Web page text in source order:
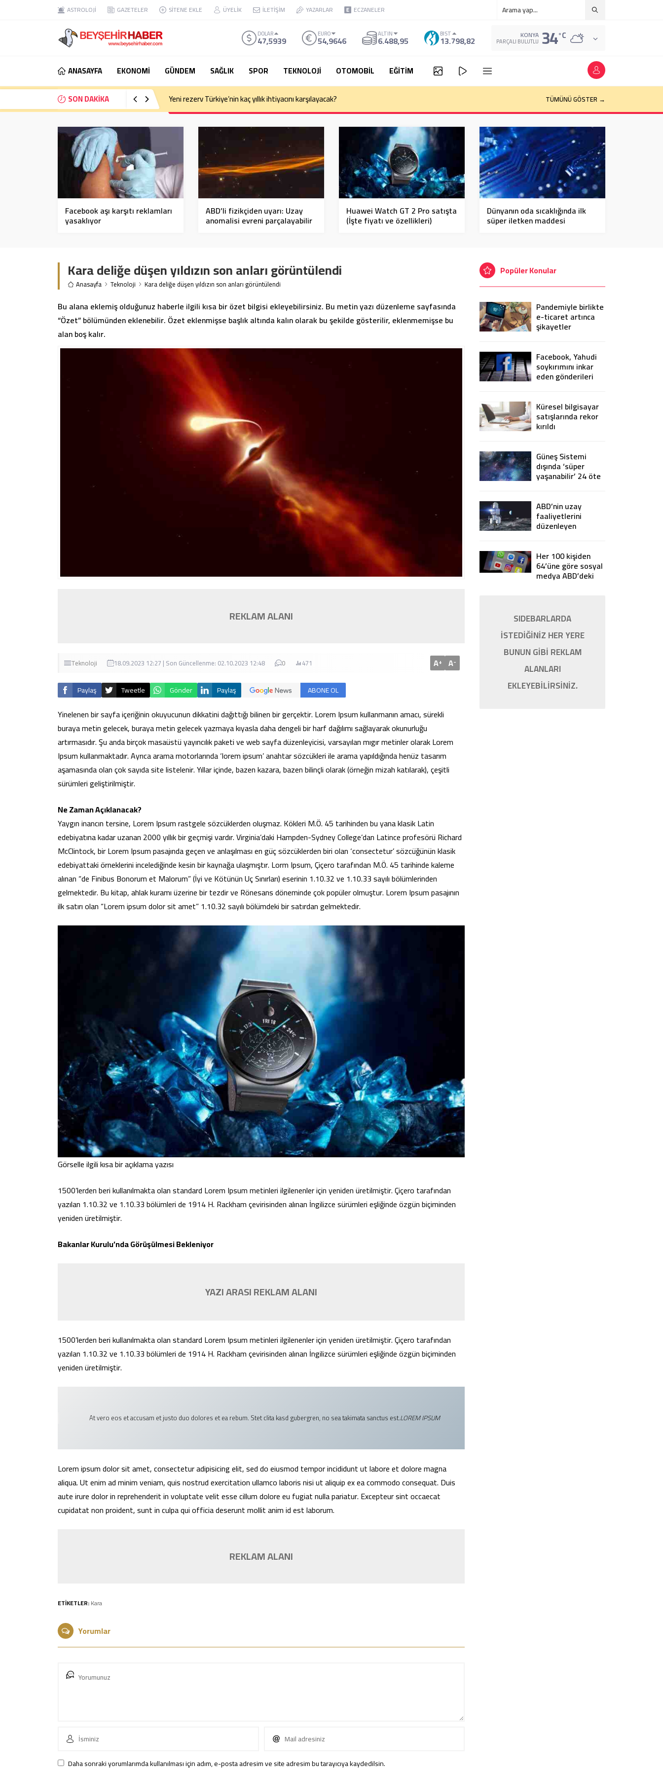
ASTROLOJİ GAZETELER SİTENE EKLE ÜYELİK İLETİŞİM YAZARLAR ECZANELER
DOLAR
47,5939 EURO
54,9646 ALTIN
6.488,95 BIST
13.798,82 KONYA
PARÇALI BULUTLU 34°C
ANASAYFA EKONOMİ GÜNDEM SAĞLIK SPOR TEKNOLOJİ OTOMOBİL
EĞİTİM
SON DAKİKA
Eski Anayasa Mahkemesi Başkanı Yekta Güngör Özden: Yargıçlar siyasal iktidara güvenerek böyle kararlar alıyor TÜMÜNÜ GÖSTER →
Facebook aşı karşıtı reklamları
yasaklıyor
ABD’li fizikçiden uyarı: Uzay
anomalisi evreni parçalayabilir
Huawei Watch GT 2 Pro satışta
(İşte fiyatı ve özellikleri)
Dünyanın oda sıcaklığında ilk
süper iletken maddesi
Kara deliğe düşen yıldızın son anları görüntülendi
Anasayfa Teknoloji Kara deliğe düşen yıldızın son anları görüntülendi
Bu alana eklemiş olduğunuz haberle ilgili kısa bir özet bilgisi ekleyebilirsiniz. Bu metin yazı düzenleme sayfasında
“Özet” bölümünden eklenebilir. Özet eklenmişse başlık altında kalın olarak bu şekilde gösterilir, eklenmemişse bu
alan boş kalır.
REKLAM ALANI
Teknoloji 18.09.2023 12:27 | Son Güncellenme: 02.10.2023 12:48 0 471 A+ A-
Paylaş Tweetle Gönder Paylaş ABONE OL
Yinelenen bir sayfa içeriğinin okuyucunun dikkatini dağıttığı bilinen bir gerçektir. Lorem Ipsum kullanmanın amacı, sürekli
buraya metin gelecek, buraya metin gelecek yazmaya kıyasla daha dengeli bir harf dağılımı sağlayarak okunurluğu
artırmasıdır. Şu anda birçok masaüstü yayıncılık paketi ve web sayfa düzenleyicisi, varsayılan mıgır metinler olarak Lorem
Ipsum kullanmaktadır. Ayrıca arama motorlarında ‘lorem ipsum’ anahtar sözcükleri ile arama yapıldığında henüz tasarım
aşamasında olan çok sayıda site listelenir. Yıllar içinde, bazen kazara, bazen bilinçli olarak (örneğin mizah katılarak), çeşitli
sürümleri geliştirilmiştir.
Ne Zaman Açıklanacak?
Yaygın inancın tersine, Lorem Ipsum rastgele sözcüklerden oluşmaz. Kökleri M.Ö. 45 tarihinden bu yana klasik Latin
edebiyatına kadar uzanan 2000 yıllık bir geçmişi vardır. Virginia’daki Hampden-Sydney College’dan Latince profesörü Richard
McClintock, bir Lorem Ipsum pasajında geçen ve anlaşılması en güç sözcüklerden biri olan ‘consectetur’ sözcüğünün klasik
edebiyattaki örneklerini incelediğinde kesin bir kaynağa ulaşmıştır. Lorm Ipsum, Çiçero tarafından M.Ö. 45 tarihinde kaleme
alınan “de Finibus Bonorum et Malorum” (İyi ve Kötünün Uç Sınırları) eserinin 1.10.32 ve 1.10.33 sayılı bölümlerinden
gelmektedir. Bu kitap, ahlak kuramı üzerine bir tezdir ve Rönesans döneminde çok popüler olmuştur. Lorem Ipsum pasajının
ilk satırı olan “Lorem ipsum dolor sit amet” 1.10.32 sayılı bölümdeki bir satırdan gelmektedir.
Görselle ilgili kısa bir açıklama yazısı
1500’lerden beri kullanılmakta olan standard Lorem Ipsum metinleri ilgilenenler için yeniden üretilmiştir. Çiçero tarafından
yazılan 1.10.32 ve 1.10.33 bölümleri de 1914 H. Rackham çevirisinden alınan İngilizce sürümleri eşliğinde özgün biçiminden
yeniden üretilmiştir.
Bakanlar Kurulu’nda Görüşülmesi Bekleniyor
YAZI ARASI REKLAM ALANI
1500’lerden beri kullanılmakta olan standard Lorem Ipsum metinleri ilgilenenler için yeniden üretilmiştir. Çiçero tarafından
yazılan 1.10.32 ve 1.10.33 bölümleri de 1914 H. Rackham çevirisinden alınan İngilizce sürümleri eşliğinde özgün biçiminden
yeniden üretilmiştir.
At vero eos et accusam et justo duo dolores et ea rebum. Stet clita kasd gubergren, no sea takimata sanctus est.LOREM IPSUM
Lorem ipsum dolor sit amet, consectetur adipisicing elit, sed do eiusmod tempor incididunt ut labore et dolore magna
aliqua. Ut enim ad minim veniam, quis nostrud exercitation ullamco laboris nisi ut aliquip ex ea commodo consequat. Duis
aute irure dolor in reprehenderit in voluptate velit esse cillum dolore eu fugiat nulla pariatur. Excepteur sint occaecat
cupidatat non proident, sunt in culpa qui officia deserunt mollit anim id est laborum.
REKLAM ALANI
ETİKETLER:Kara
Yorumlar
Daha sonraki yorumlarımda kullanılması için adım, e-posta adresim ve site adresim bu tarayıcıya kaydedilsin.
Popüler Konular
Pandemiyle birlikte
e-ticaret artınca
şikayetler
de katlandı
Facebook, Yahudi
soykırımını inkar
eden gönderileri
Küresel bilgisayar
satışlarında rekor
kırıldı
Güneş Sistemi
dışında ‘süper
yaşanabilir’ 24 öte
gezegen keşfedildi
ABD’nin uzay
faaliyetlerini
düzenleyen
ülke imza attı
Her 100 kişiden
64’üne göre sosyal
medya ABD’deki
SIDEBARLARDA
İSTEDİĞİNİZ HER YERE
BUNUN GİBİ REKLAM
ALANLARI
EKLEYEBİLİRSİNİZ.